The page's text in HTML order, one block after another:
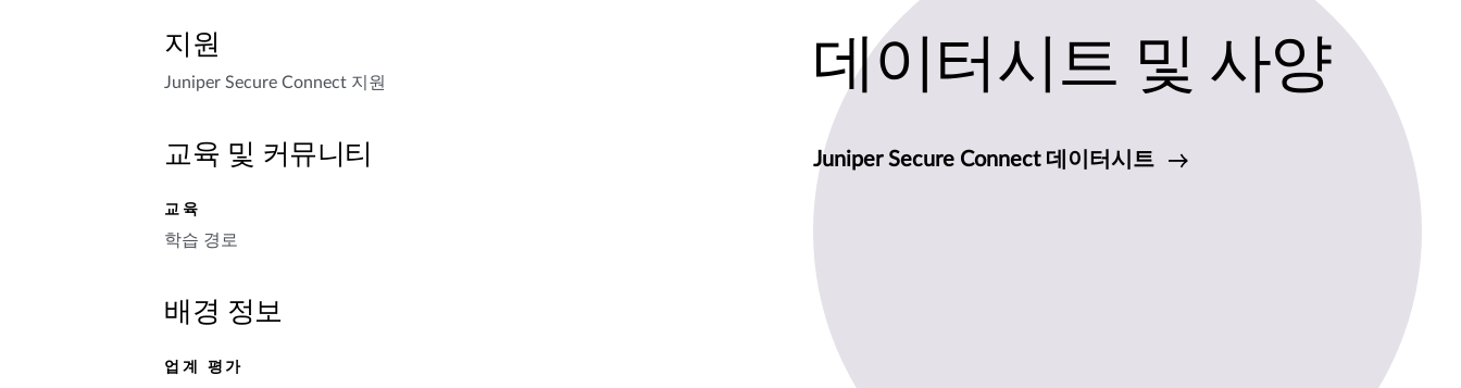
지원
Juniper Secure Connect 지원
교육 및 커뮤니티
교육
학습 경로
배경 정보
업계 평가
데이터시트 및 사양
Juniper Secure Connect 데이터시트